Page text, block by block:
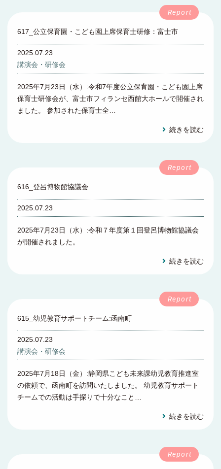
617_公立保育園・こども園上席保育士研修：富士市
2025.07.23
講演会・研修会
2025年7月23日（水）:令和7年度公立保育園・こども園上席
保育士研修会が、富士市フィランセ西館大ホールで開催され
ました。 参加された保育士全…
続きを読む
616_登呂博物館協議会
2025.07.23
2025年7月23日（水）:令和７年度第１回登呂博物館協議会
が開催されました。
続きを読む
615_幼児教育サポートチーム:函南町
2025.07.23
講演会・研修会
2025年7月18日（金）:静岡県こども未来課幼児教育推進室
の依頼で、函南町を訪問いたしました。 幼児教育サポート
チームでの活動は手探りで十分なこと…
続きを読む